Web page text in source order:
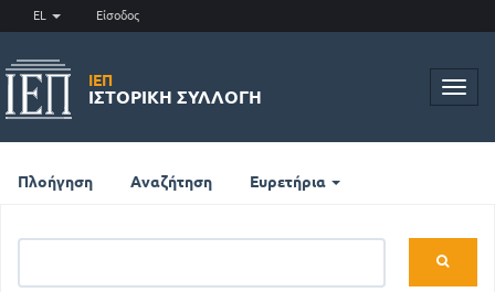
EL Είσοδος
ΙΕΠ
ΙΣΤΟΡΙΚΉ ΣΥΛΛΟΓΉ
Πλοήγηση Αναζήτηση Ευρετήρια